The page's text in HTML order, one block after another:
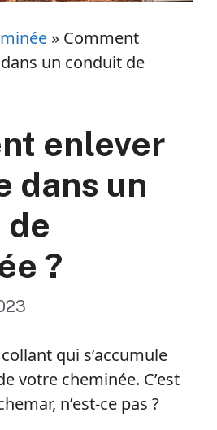
» Comment
un conduit de
enlever
dans un
?
qui s’accumule
votre cheminée. C’est
n’est-ce pas ?